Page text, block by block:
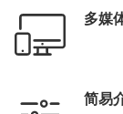
多媒
简易